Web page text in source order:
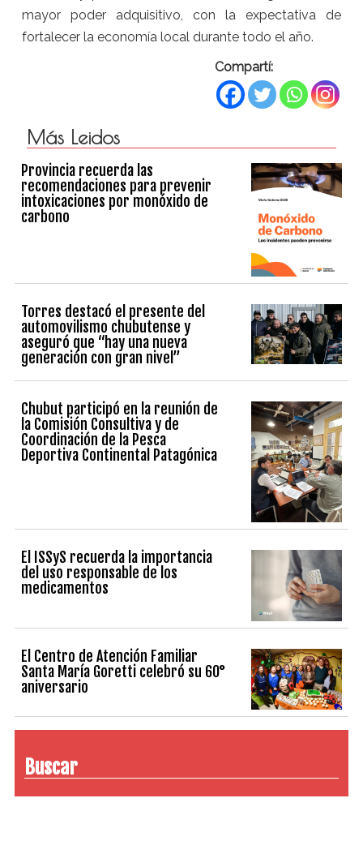
mayor poder adquisitivo, con la expectativa de
fortalecer la economía local durante todo el año.
Compartí:
Más Leidos
Provincia recuerda las
recomendaciones para prevenir
intoxicaciones por monóxido de
carbono
Torres destacó el presente del
automovilismo chubutense y
aseguró que “hay una nueva
generación con gran nivel”
Chubut participó en la reunión de
la Comisión Consultiva y de
Coordinación de la Pesca
Deportiva Continental Patagónica
El ISSyS recuerda la importancia
del uso responsable de los
medicamentos
El Centro de Atención Familiar
Santa María Goretti celebró su 60°
aniversario
Buscar